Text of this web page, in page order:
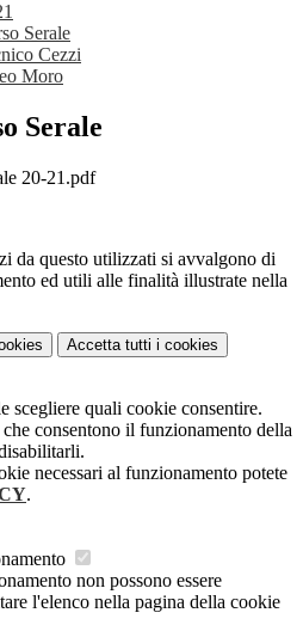
Serale
Cezzi
Moro
Serale
20-21.pdf
da questo utilizzati si avvalgono di
ed utili alle finalità illustrate nella
Accetta tutti i cookies
scegliere quali cookie consentire.
consentono il funzionamento della
necessari al funzionamento potete
.
non possono essere
l'elenco nella pagina della cookie